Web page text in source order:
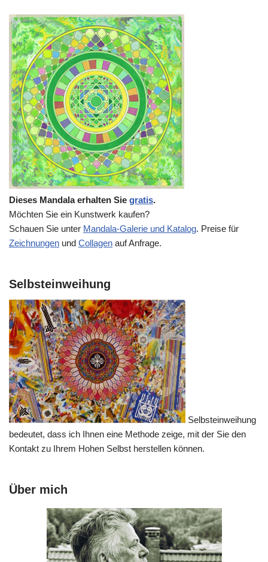
Dieses Mandala erhalten Sie gratis.
Möchten Sie ein Kunstwerk kaufen?
Schauen Sie unter Mandala-Galerie und Katalog. Preise für
Zeichnungen und Collagen auf Anfrage.
Selbsteinweihung
Selbsteinweihung
bedeutet, dass ich Ihnen eine Methode zeige, mit der Sie den
Kontakt zu Ihrem Hohen Selbst herstellen können.
Über mich